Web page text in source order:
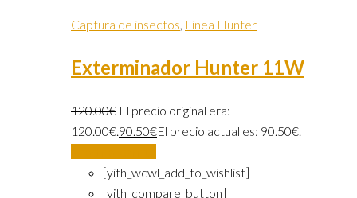
Captura de insectos, Linea Hunter
Exterminador Hunter 11W
120.00€ El precio original era:
120.00€.90.50€El precio actual es: 90.50€.
[yith_wcwl_add_to_wishlist]
[yith_compare_button]